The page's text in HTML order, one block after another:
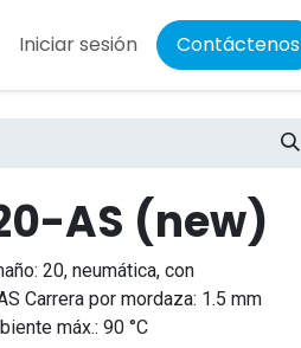
Iniciar sesión Contáctenos
AS (new)
20, neumática, con
Carrera por mordaza: 1.5 mm
máx.: 90 °C